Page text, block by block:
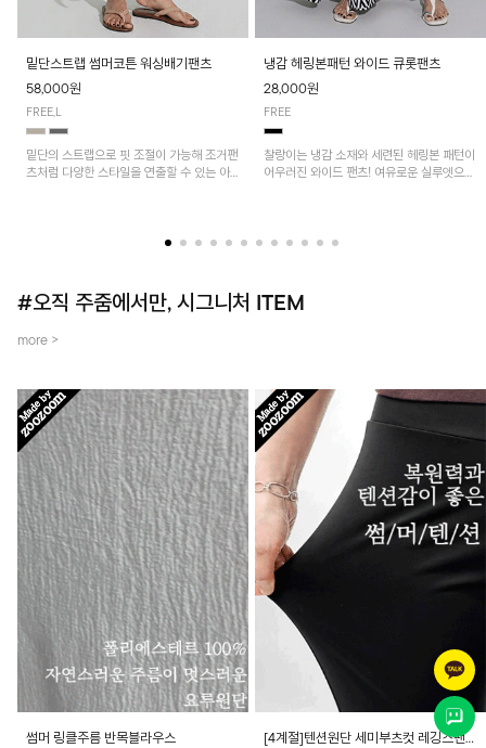
밑단스트랩 썸머코튼 워싱배기팬츠
58,000원
FREE,L
밑단의 스트랩으로 핏 조절이 가능해 조거팬
츠처럼 다양한 스타일을 연출할 수 있는 아
냉감 헤링본패턴 와이드 큐롯팬츠
28,000원
FREE
찰랑이는 냉감 소재와 세련된 헤링본 패턴이
어우러진 와이드 팬츠! 여유로운 실루엣으로
#오직 주줌에서만, 시그니처 ITEM
more >
썸머 링클주름 반목블라우스 [4계절]텐션원단 세미부츠컷 레깅스팬